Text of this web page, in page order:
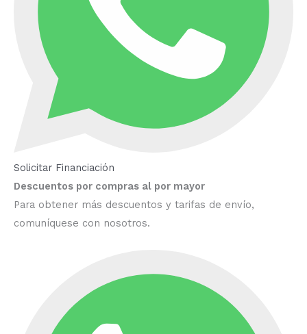
Solicitar Financiación
Descuentos por compras al por mayor
Para obtener más descuentos y tarifas de envío,
comuníquese con nosotros.